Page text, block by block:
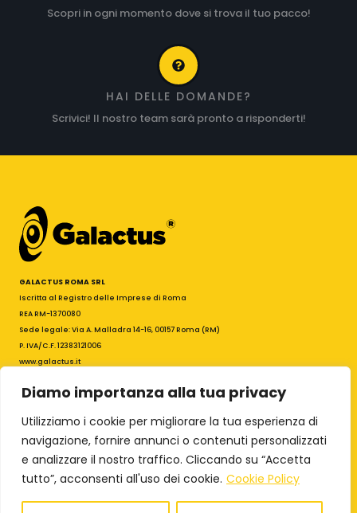
Diamo importanza alla tua privacy
Utilizziamo i cookie per migliorare la tua esperienza di
navigazione, fornire annunci o contenuti personalizzati
e analizzare il nostro traffico. Cliccando su “Accetta
tutto”, acconsenti all'uso dei cookie. Cookie Policy
Scopri in ogni momento dove si trova il tuo pacco!
HAI DELLE DOMANDE?
Scrivici! Il nostro team sarà pronto a risponderti!
GALACTUS ROMA SRL
Iscritta al Registro delle Imprese di Roma
REA RM-1370080
Sede legale: Via A. Malladra 14-16, 00157 Roma (RM)
P. IVA/C.F. 12383121006
www.galactus.it
PEC: galactus.roma@legalmail.it
n
s
t
a
g
a
c
e
b
o
Termini & Condizioni
Privacy Policy
Cookie Policy